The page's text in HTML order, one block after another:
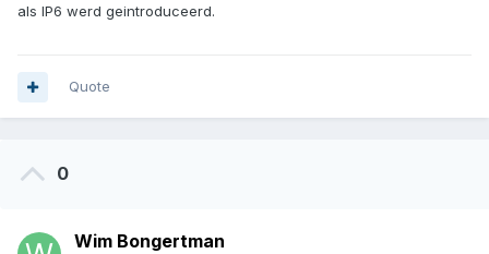
als IP6 werd geintroduceerd.
Quote
0
Wim Bongertman